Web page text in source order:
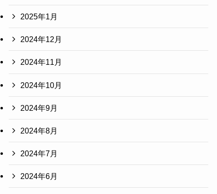
2025年1月
2024年12月
2024年11月
2024年10月
2024年9月
2024年8月
2024年7月
2024年6月